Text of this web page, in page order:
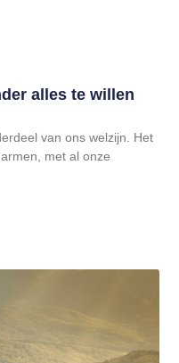
alles te willen
van ons welzijn. Het
met al onze